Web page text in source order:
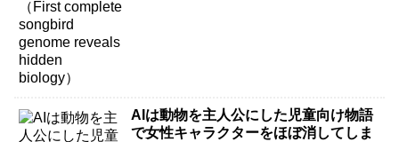
AIは動物を主人公にした児童向け物語
で女性キャラクターをほぼ消してしま